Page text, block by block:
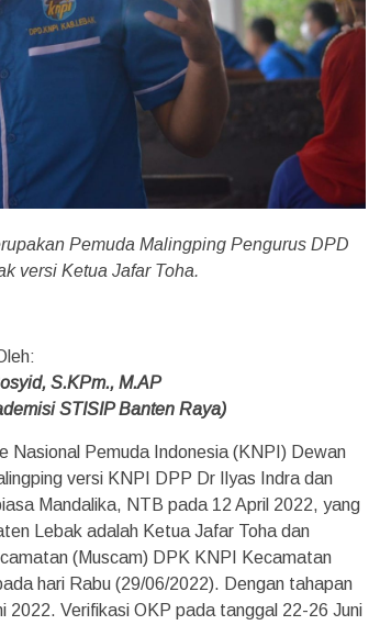
Pemuda Malingping Pengurus DPD
versi Ketua Jafar Toha.
S.KPm., M.AP
STISIP Banten Raya)
Nasional Pemuda Indonesia (KNPI) Dewan
versi KNPI DPP Dr Ilyas Indra dan
Mandalika, NTB pada 12 April 2022, yang
Lebak adalah Ketua Jafar Toha dan
(Muscam) DPK KNPI Kecamatan
hari Rabu (29/06/2022). Dengan tahapan
2022. Verifikasi OKP pada tanggal 22-26 Juni